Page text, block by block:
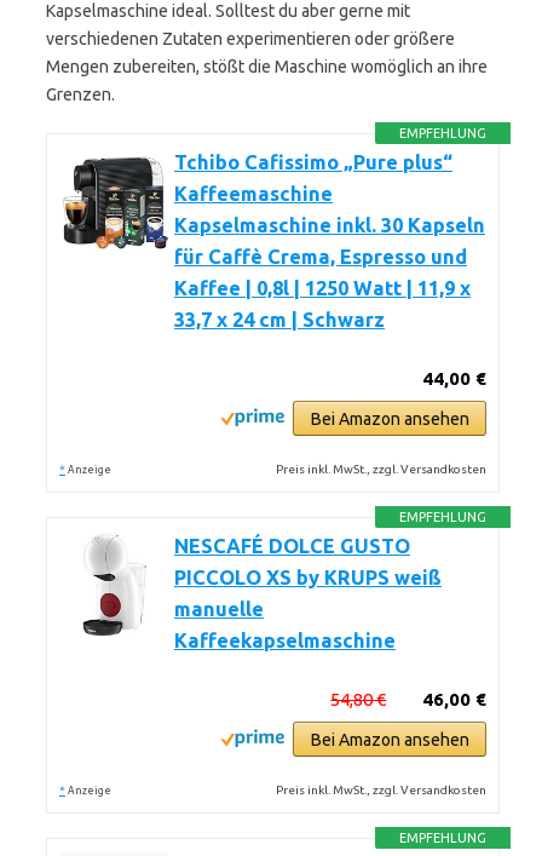
Kapselmaschine ideal. Solltest du aber gerne mit
verschiedenen Zutaten experimentieren oder größere
Mengen zubereiten, stößt die Maschine womöglich an ihre
Grenzen.
EMPFEHLUNG
Tchibo Cafissimo „Pure plus“
Kaffeemaschine
Kapselmaschine inkl. 30 Kapseln
für Caffè Crema, Espresso und
Kaffee | 0,8l | 1250 Watt | 11,9 x
33,7 x 24 cm | Schwarz
44,00 €
Bei Amazon ansehen
* Anzeige Preis inkl. MwSt., zzgl. Versandkosten
EMPFEHLUNG
NESCAFÉ DOLCE GUSTO
PICCOLO XS by KRUPS weiß
manuelle
Kaffeekapselmaschine
46,00 €
54,80 €
Bei Amazon ansehen
* Anzeige Preis inkl. MwSt., zzgl. Versandkosten
EMPFEHLUNG